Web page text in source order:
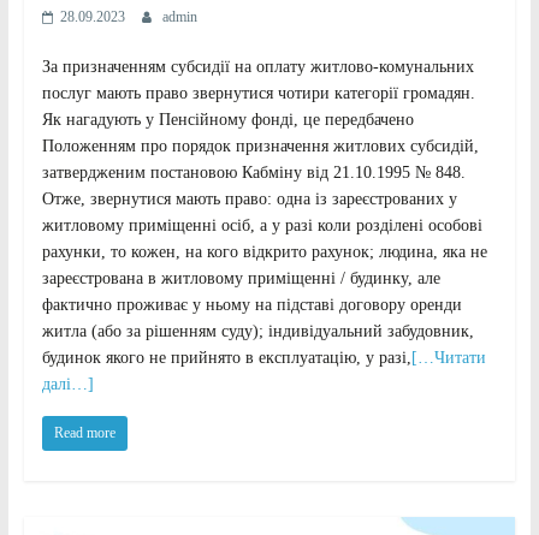
28.09.2023 admin
За призначенням субсидії на оплату житлово-комунальних
послуг мають право звернутися чотири категорії громадян.
Як нагадують у Пенсійному фонді, це передбачено
Положенням про порядок призначення житлових субсидій,
затвердженим постановою Кабміну від 21.10.1995 № 848.
Отже, звернутися мають право: одна із зареєстрованих у
житловому приміщенні осіб, а у разі коли розділені особові
рахунки, то кожен, на кого відкрито рахунок; людина, яка не
зареєстрована в житловому приміщенні / будинку, але
фактично проживає у ньому на підставі договору оренди
житла (або за рішенням суду); індивідуальний забудовник,
будинок якого не прийнято в експлуатацію, у разі, […Читати
далі…]
Read more